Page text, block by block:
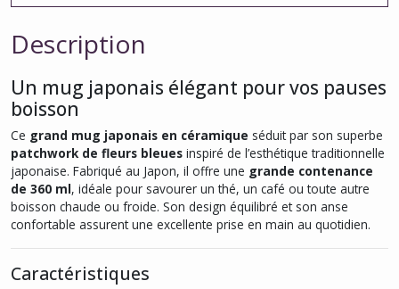
Description
Un mug japonais élégant pour vos pauses
boisson
Ce grand mug japonais en céramique séduit par son superbe
patchwork de fleurs bleues inspiré de l’esthétique traditionnelle
japonaise. Fabriqué au Japon, il offre une grande contenance
de 360 ml, idéale pour savourer un thé, un café ou toute autre
boisson chaude ou froide. Son design équilibré et son anse
confortable assurent une excellente prise en main au quotidien.
Caractéristiques